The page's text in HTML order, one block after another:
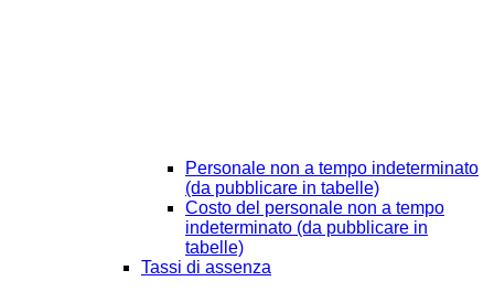
Personale non a tempo indeterminato
(da pubblicare in tabelle)
Costo del personale non a tempo
indeterminato (da pubblicare in
tabelle)
Tassi di assenza